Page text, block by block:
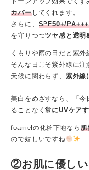
カバーしてくれます。
さらに、 SPF50+/
を守りつつツヤ感と透明
くもりや雨の日だと紫
そんな日こそ紫外線に注
天候に関わらず、 紫外線
美白をめざすなら、「
ることなく常にUVケア
foamelの化粧下地なら 肌
ので嬉しいですね
②お肌に優しい